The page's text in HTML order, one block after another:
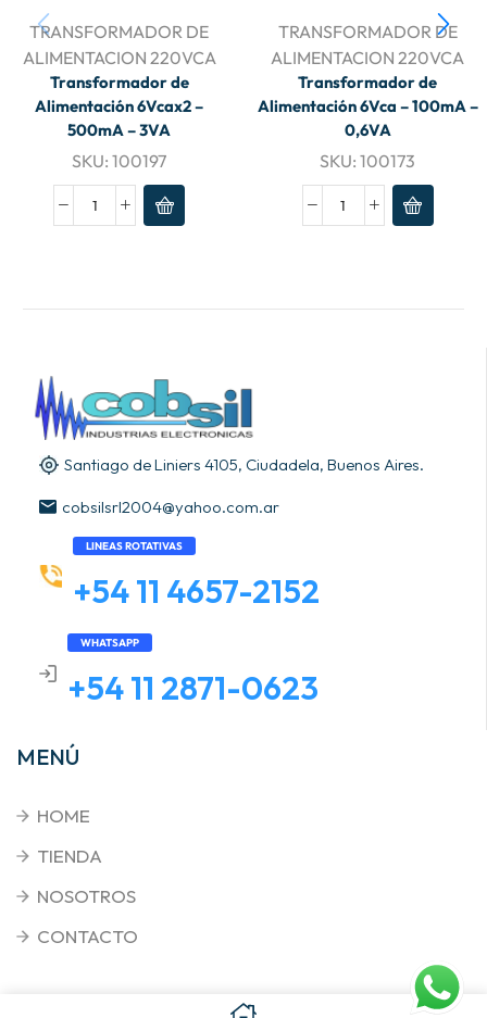
TRANSFORMADOR DE
ALIMENTACION 220VCA
Transformador de
Alimentación 6Vcax2 –
500mA – 3VA
SKU:100197
TRANSFORMADOR DE
ALIMENTACION 220VCA
Transformador de
Alimentación 6Vca – 100mA –
0,6VA
SKU:100173
Santiago de Liniers 4105, Ciudadela, Buenos Aires.
cobsilsrl2004@yahoo.com.ar
LINEAS ROTATIVAS
+54 11 4657-2152
WHATSAPP
+54 11 2871-0623
MENÚ
HOME
TIENDA
NOSOTROS
CONTACTO
Copyright © 2026